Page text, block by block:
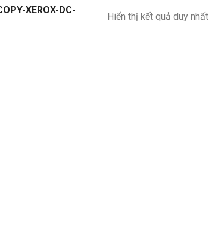
XEROX-DC-
Hiển thị kết quả duy nhất